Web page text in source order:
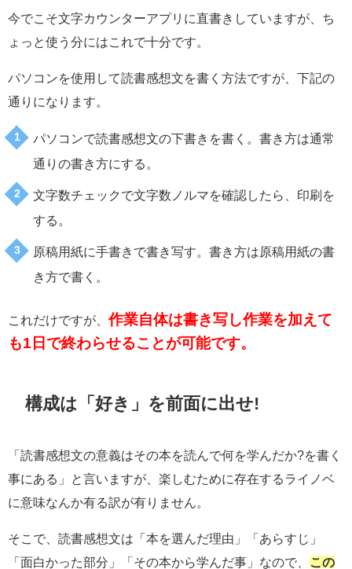
今でこそ文字カウンターアプリに直書きしていますが、ち
ょっと使う分にはこれで十分です。
パソコンを使用して読書感想文を書く方法ですが、下記の
通りになります。
パソコンで読書感想文の下書きを書く。書き方は通常
通りの書き方にする。
文字数チェックで文字数ノルマを確認したら、印刷を
する。
原稿用紙に手書きで書き写す。書き方は原稿用紙の書
き方で書く。
これだけですが、作業自体は書き写し作業を加えて
も1日で終わらせることが可能です。
構成は「好き」を前面に出せ!
「読書感想文の意義はその本を読んで何を学んだか?を書く
事にある」と言いますが、楽しむために存在するライノベ
に意味なんか有る訳が有りません。
そこで、読書感想文は「本を選んだ理由」「あらすじ」
「面白かった部分」「その本から学んだ事」なので、
この